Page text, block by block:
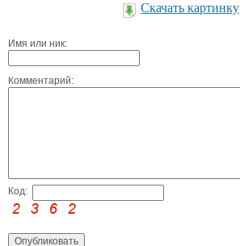
Скачать картинку
Имя или ник:
Комментарий:
Код: